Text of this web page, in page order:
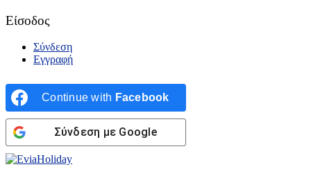
Είσοδος
Σύνδεση
Εγγραφή
Continue with Facebook
Σύνδεση με Google